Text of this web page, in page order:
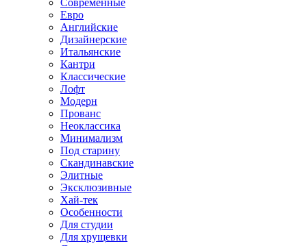
Современные
Евро
Английские
Дизайнерские
Итальянские
Кантри
Классические
Лофт
Модерн
Прованс
Неоклассика
Минимализм
Под старину
Скандинавские
Элитные
Эксклюзивные
Хай-тек
Особенности
Для студии
Для хрущевки